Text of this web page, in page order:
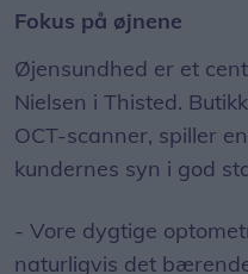
Fokus på øjnene
Øjensundhed er et
Nielsen i Thisted.
OCT-scanner, spiller
kundernes syn i god
- Vore dygtige
naturligvis det